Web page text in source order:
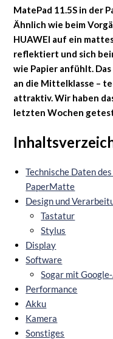
MatePad 11.5S in der
Ähnlich wie beim
HUAWEI auf ein
reflektiert und sich
wie Papier anfühlt.
an die Mittelklasse –
attraktiv. Wir haben
letzten Wochen
Technische Daten
PaperMatte
Design und
Tastatur
Stylus
Display
Software
Sogar mit
Performance
Akku
Kamera
Sonstiges